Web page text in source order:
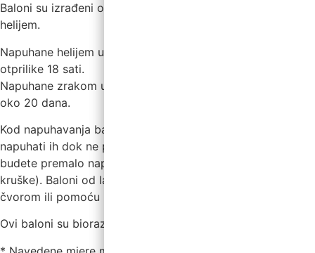
Baloni su izrađeni od lateksa i mogu se napuhati zrakom ili
helijem.
Napuhane helijem u zatvorenim prostorima (18°C) traju
otprilike 18 sati.
Napuhane zrakom u zatvorenim prostorima (18°C) traju
oko 20 dana.
Kod napuhavanja balona zrakom ili helijem preporuča se
napuhati ih dok ne poprime oblik suze. Pazite da ne
budete premalo napuhani (okrugli oblik) ili previše (oblik
kruške). Baloni od lateksa mogu se vezati jednostavnim
čvorom ili pomoću naših zatvarača za balone.
Ovi baloni su biorazgradivi.